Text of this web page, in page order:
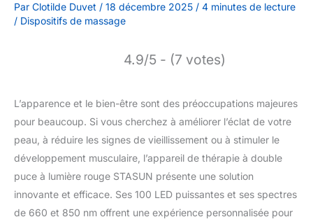
Par Clotilde Duvet / 18 décembre 2025 / 4 minutes de lecture
/ Dispositifs de massage
4.9/5 - (7 votes)
L’apparence et le bien-être sont des préoccupations majeures
pour beaucoup. Si vous cherchez à améliorer l’éclat de votre
peau, à réduire les signes de vieillissement ou à stimuler le
développement musculaire, l’appareil de thérapie à double
puce à lumière rouge STASUN présente une solution
innovante et efficace. Ses 100 LED puissantes et ses spectres
de 660 et 850 nm offrent une expérience personnalisée pour